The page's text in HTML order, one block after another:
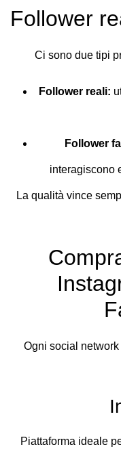
Follower
Ci sono due tipi
Follower reali:
Follower
interagiscono
La qualità vince
Ogni social
Piattaforma ideale